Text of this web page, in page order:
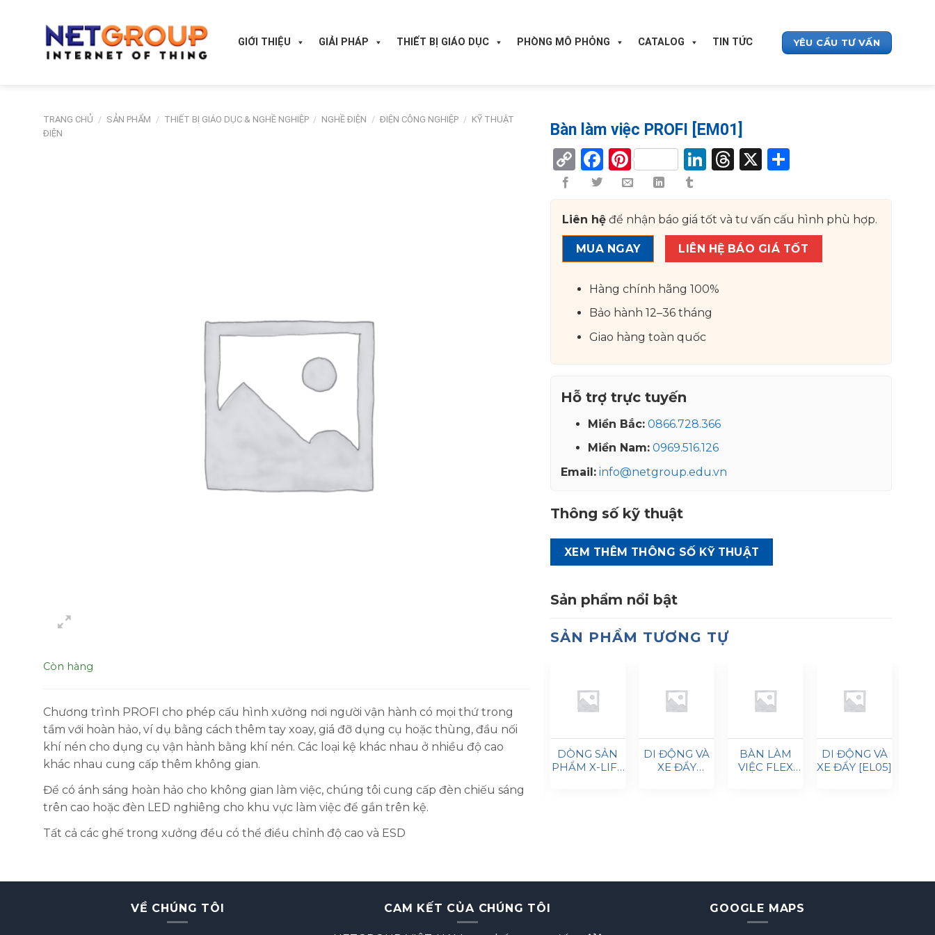
GIỚI THIỆU GIẢI PHÁP THIẾT BỊ GIÁO DỤC PHÒNG MÔ PHỎNG CATALOG TIN TỨC YÊU CẦU TƯ VẤN
TRANG CHỦ / SẢN PHẨM / THIẾT BỊ GIÁO DỤC & NGHỀ NGHIỆP / NGHỀ ĐIỆN / ĐIỆN CÔNG NGHIỆP / KỸ THUẬT
ĐIỆN
Còn hàng
Chương trình PROFI cho phép cấu hình xưởng nơi người vận hành có mọi thứ trong
tầm với hoàn hảo, ví dụ bằng cách thêm tay xoay, giá đỡ dụng cụ hoặc thùng, đầu nối
khí nén cho dụng cụ vận hành bằng khí nén. Các loại kệ khác nhau ở nhiều độ cao
khác nhau cung cấp thêm không gian.
Để có ánh sáng hoàn hảo cho không gian làm việc, chúng tôi cung cấp đèn chiếu sáng
trên cao hoặc đèn LED nghiêng cho khu vực làm việc để gắn trên kệ.
Tất cả các ghế trong xưởng đều có thể điều chỉnh độ cao và ESD
Bàn làm việc PROFI [EM01]
Copy
Link
Facebook
PinterestLinkedIn
Threads
X
Liên hệ để nhận báo giá tốt và tư vấn cấu hình phù hợp.
MUA NGAY LIÊN HỆ BÁO GIÁ TỐT
Hàng chính hãng 100%
Bảo hành 12–36 tháng
Giao hàng toàn quốc
Hỗ trợ trực tuyến
Miền Bắc: 0866.728.366
Miền Nam: 0969.516.126
Email: info@netgroup.edu.vn
Thông số kỹ thuật
XEM THÊM THÔNG SỐ KỸ THUẬT
Sản phẩm nổi bật
SẢN PHẨM TƯƠNG TỰ
DÒNG SẢN
PHẨM X-LIFT
DI ĐỘNG VÀ
XE ĐẨY
BÀN LÀM
VIỆC FLEX
DI ĐỘNG VÀ
XE ĐẨY [EL05]
ĐỘNG PROFI
[EA03]
[EM03]
[EL08]
VỀ CHÚNG TÔI CAM KẾT CỦA CHÚNG TÔI GOOGLE MAPS